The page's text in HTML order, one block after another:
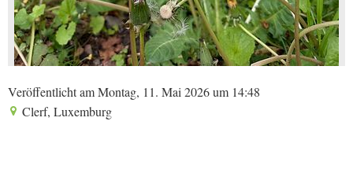
Veröffentlicht am Montag, 11. Mai 2026 um 14:48
Clerf, Luxemburg